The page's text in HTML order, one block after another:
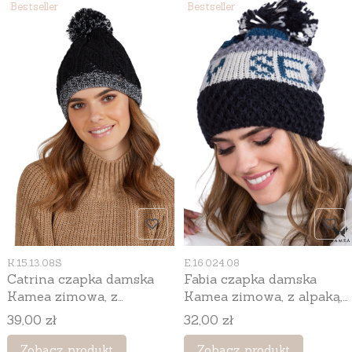
Bestseller
Kod produktu
K.15.13.08S
Catrina czapka damska
Kamea zimowa, z
pomponem, 70% wełny,
rozmiar uniwersalny 54–
60 cm, kolor czarny i
Cena
39,00 zł
Bestseller
Kod produktu
E.16.024.08
Fabia czapka damska
Kamea zimowa, z alpaką,
moherem i wełną, rozmiar
uniwersalny 54–60 cm,
kolor czarny
Cena
32,00 zł